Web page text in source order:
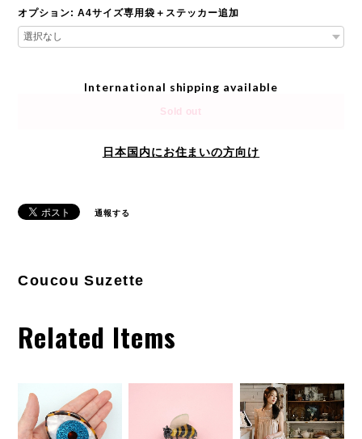
オプション: A4サイズ専用袋＋ステッカー追加
International shipping available
Sold out
日本国内にお住まいの方向け
通報する
Coucou Suzette
Related Items